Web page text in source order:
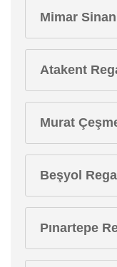
Mimar
Atakent
Murat
Beşyol
Pınartepe